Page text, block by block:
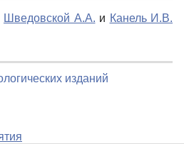
Шведовской А.А. и Канель И.В.
изданий